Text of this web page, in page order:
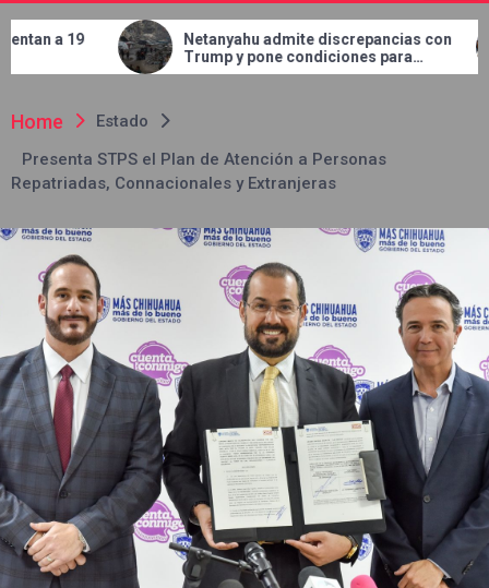
Netanyahu admite discrepancias con
Trump y pone condiciones para
retirar tropas de Gaza
Concluye
en el
Home
Estado
Presenta STPS el Plan de Atención a Personas
Repatriadas, Connacionales y Extranjeras